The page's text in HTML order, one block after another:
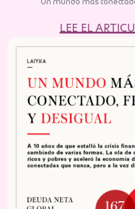
LEE EL